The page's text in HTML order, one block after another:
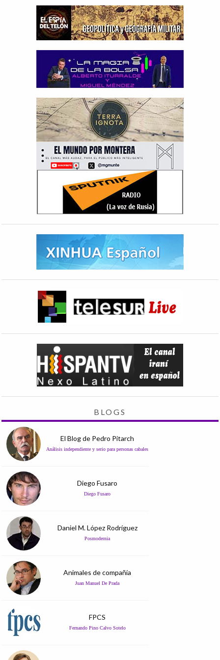
BLOGS
El Blog de Pedro Pitarch
Análisis independiente y serio para personas cabales
Diego Fusaro
Diego Fusaro
Daniel M. López Rodríguez
Posmodernia
Animales de compañía
Juan Manuel De Prada
FPCS
Fernando Pino Calvo Sotelo